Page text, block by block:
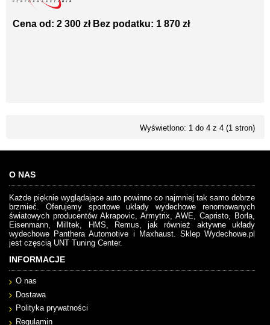
Cena od: 2 300 zł Bez podatku: 1 870 zł
Wyświetlono: 1 do 4 z 4 (1 stron)
O NAS
Każde pięknie wyglądające auto powinno co najmniej tak samo dobrze
brzmieć. Oferujemy sportowe układy wydechowe renomowanych
światowych producentów Akrapovic, Armytrix, AWE, Capristo, Borla,
Eisenmann, Milltek, HMS, Remus, jak również aktywne układy
wydechowe Panthera Automotive i Maxhaust. Sklep Wydechowe.pl
jest częscią UNT Tuning Center.
INFORMACJE
O nas
Dostawa
Polityka prywatności
Regulamin